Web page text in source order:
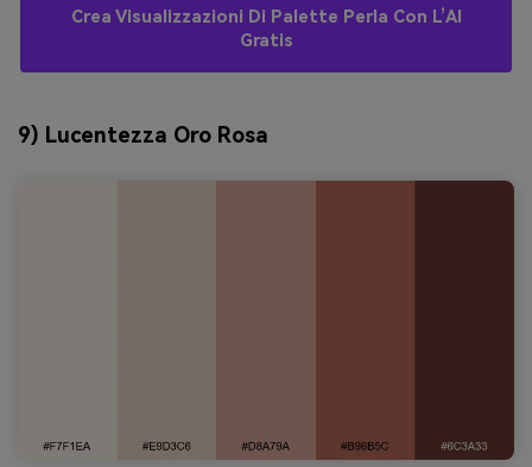
Crea Visualizzazioni Di Palette Perla Con L’AI
Gratis
9) Lucentezza Oro Rosa